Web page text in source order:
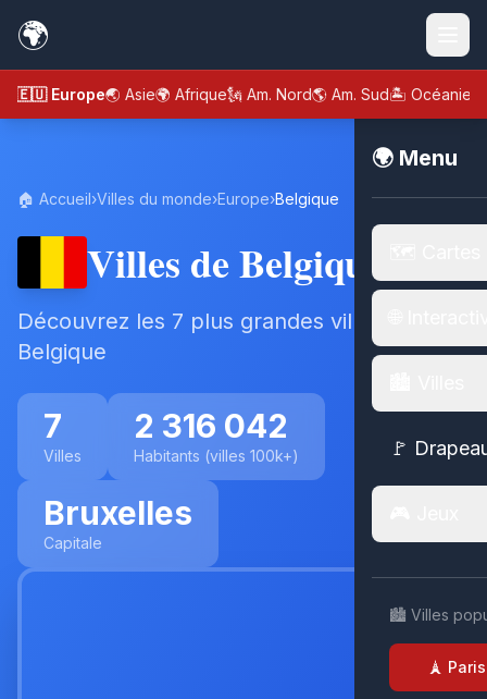
🌍
🇪🇺 Europe🌏 Asie🌍 Afrique🗽 Am. Nord🌎 Am. Sud🏝️ Océanie
🌍 Menu
🚩
🏙️ Villes
🗼 Paris
🏠 Accueil›Villes du monde›Europe›Belgique
Villes de Belgique
Découvrez les 7 plus grandes villes de
Belgique
7
Villes
2 316 042
Habitants (villes 100k+)
Bruxelles
Capitale